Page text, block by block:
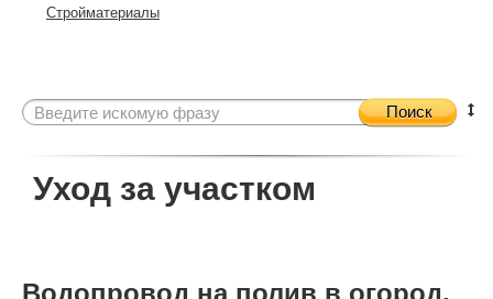
Стройматериалы
Поиск
Уход за участком
Водопровод на полив в огород,